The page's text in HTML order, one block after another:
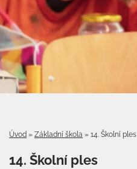
Úvod » Základní škola » 14. Školní ples
14. Školní ples